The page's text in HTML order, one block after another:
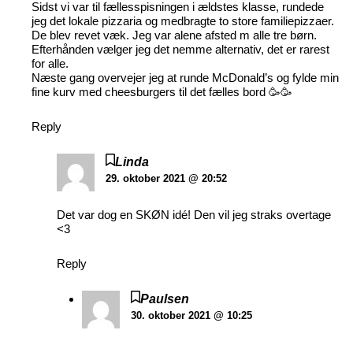
Sidst vi var til fællesspisningen i ældstes klasse, rundede
jeg det lokale pizzaria og medbragte to store familiepizzaer.
De blev revet væk. Jeg var alene afsted m alle tre børn.
Efterhånden vælger jeg det nemme alternativ, det er rarest
for alle.
Næste gang overvejer jeg at runde McDonald’s og fylde min
fine kurv med cheesburgers til det fælles bord 🥳🥳
Reply
Linda
29. oktober 2021 @ 20:52
Det var dog en SKØN idé! Den vil jeg straks overtage
<3
Reply
Paulsen
30. oktober 2021 @ 10:25